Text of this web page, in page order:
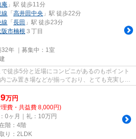
庵 」駅 徒歩11分
線 「高井田中央 」駅 徒歩22分
線 「長田 」駅 徒歩23分
阪市楠根 ３丁目
年 ｜募集中： 1室
徒歩5分と近場にコンビニがあるのもポイント
ごみ置き場などが揃っており、とても充実して
万円
費・共益費 8,000円)
0ヶ月｜礼：10万円
階：4階
り：2LDK